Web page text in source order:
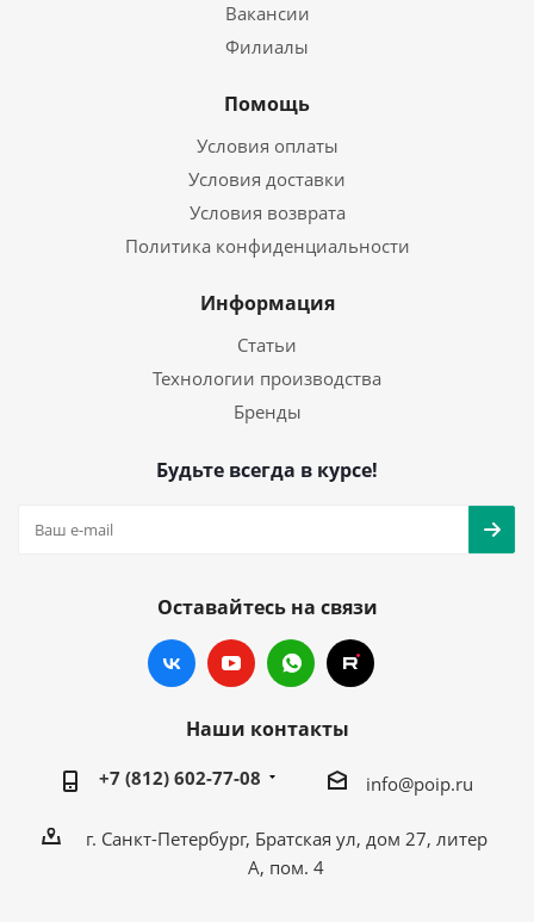
Вакансии
Филиалы
Помощь
Условия оплаты
Условия доставки
Условия возврата
Политика конфиденциальности
Информация
Статьи
Технологии производства
Бренды
Будьте всегда в курсе!
Оставайтесь на связи
Наши контакты
+7 (812) 602-77-08 info@poip.ru
г. Санкт-Петербург, Братская ул, дом 27, литер
А, пом. 4